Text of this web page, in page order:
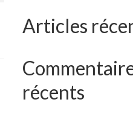
Articles
récents